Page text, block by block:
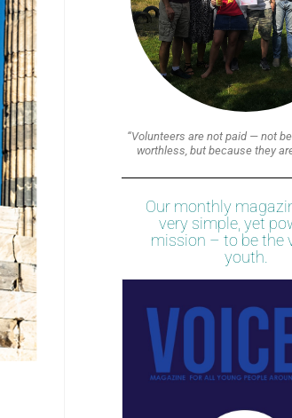
“Volunteers are not paid — not
worthless, but because they
Our monthly
very simple, yet
mission – to be the
youth.